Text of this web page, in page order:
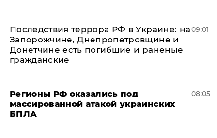
Последствия террора РФ в Украине: на
Запорожчине, Днепропетровщине и
Донетчине есть погибшие и раненые
гражданские
09:01
Регионы РФ оказались под
массированной атакой украинских
БПЛА
08:05